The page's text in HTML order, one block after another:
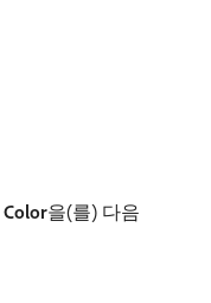
Color​을(를) 다음